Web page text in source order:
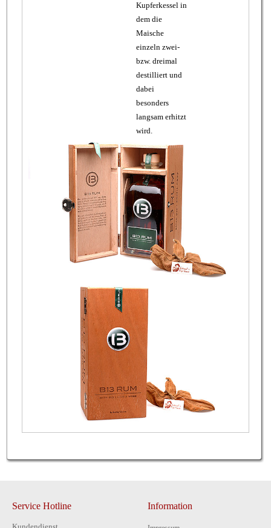
Kupferkessel in
dem die
Maische
einzeln zwei-
bzw. dreimal
destilliert und
dabei
besonders
langsam erhitzt
wird.
Service Hotline Information